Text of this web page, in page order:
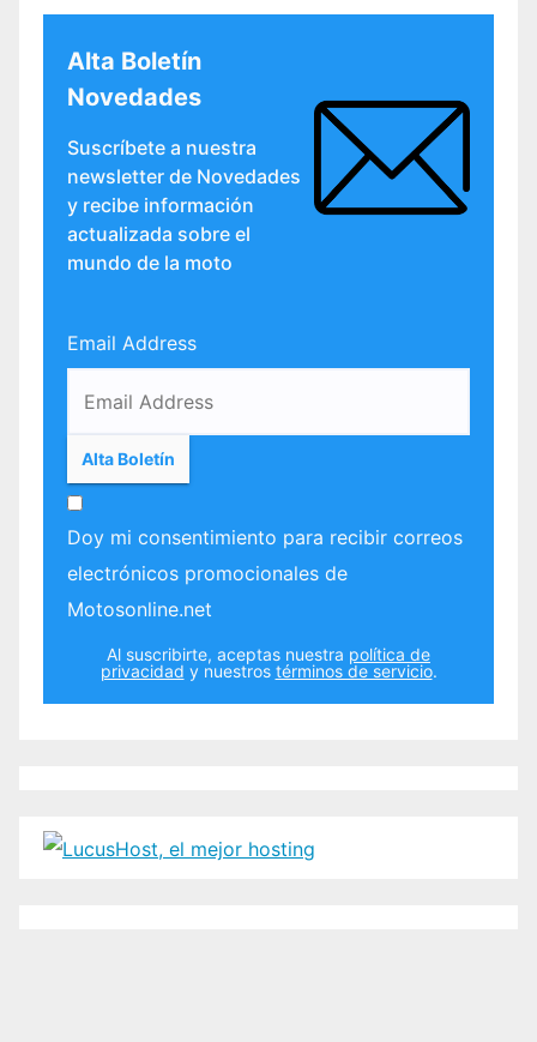
Alta Boletín
Novedades
Suscríbete a nuestra
newsletter de Novedades
y recibe información
actualizada sobre el
mundo de la moto
Email Address
Doy mi consentimiento para recibir correos
electrónicos promocionales de
Motosonline.net
Al suscribirte, aceptas nuestra política de
privacidad y nuestros términos de servicio.